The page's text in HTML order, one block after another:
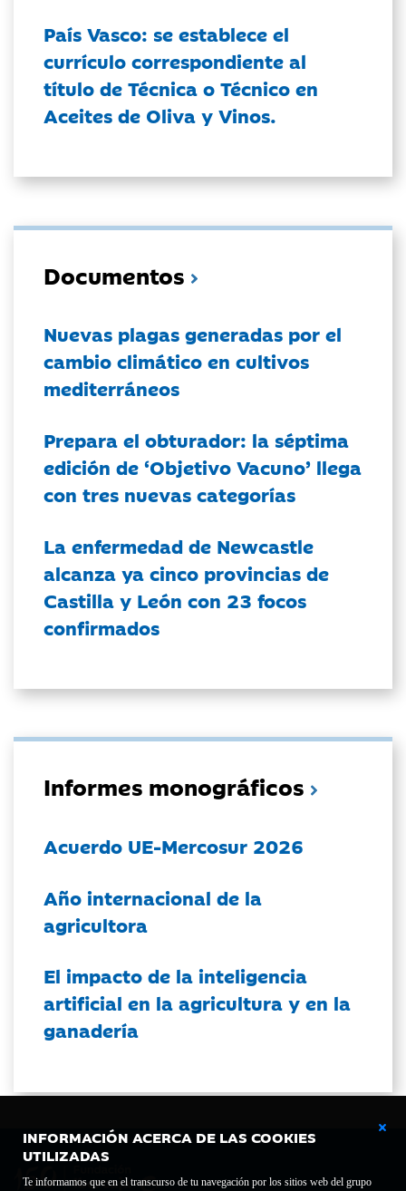
INFORMACIÓN ACERCA DE LAS COOKIES
UTILIZADAS
Te informamos que en el transcurso de tu navegación por los sitios web del grupo
País Vasco: se establece el
currículo correspondiente al
título de Técnica o Técnico en
Aceites de Oliva y Vinos.
Documentos
Nuevas plagas generadas por el
cambio climático en cultivos
mediterráneos
Prepara el obturador: la séptima
edición de ‘Objetivo Vacuno’ llega
con tres nuevas categorías
La enfermedad de Newcastle
alcanza ya cinco provincias de
Castilla y León con 23 focos
confirmados
Informes monográficos
Acuerdo UE-Mercosur 2026
Año internacional de la
agricultora
El impacto de la inteligencia
artificial en la agricultura y en la
ganadería